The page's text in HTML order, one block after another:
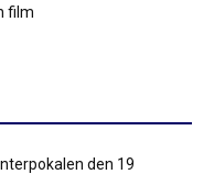
film
den 19